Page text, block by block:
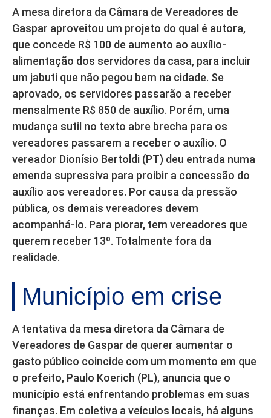
A mesa diretora da Câmara de Vereadores de
Gaspar aproveitou um projeto do qual é autora,
que concede R$ 100 de aumento ao auxílio-
alimentação dos servidores da casa, para incluir
um jabuti que não pegou bem na cidade. Se
aprovado, os servidores passarão a receber
mensalmente R$ 850 de auxílio. Porém, uma
mudança sutil no texto abre brecha para os
vereadores passarem a receber o auxílio. O
vereador Dionísio Bertoldi (PT) deu entrada numa
emenda supressiva para proibir a concessão do
auxílio aos vereadores. Por causa da pressão
pública, os demais vereadores devem
acompanhá-lo. Para piorar, tem vereadores que
querem receber 13º. Totalmente fora da
realidade.
Município em crise
A tentativa da mesa diretora da Câmara de
Vereadores de Gaspar de querer aumentar o
gasto público coincide com um momento em que
o prefeito, Paulo Koerich (PL), anuncia que o
município está enfrentando problemas em suas
finanças. Em coletiva a veículos locais, há alguns